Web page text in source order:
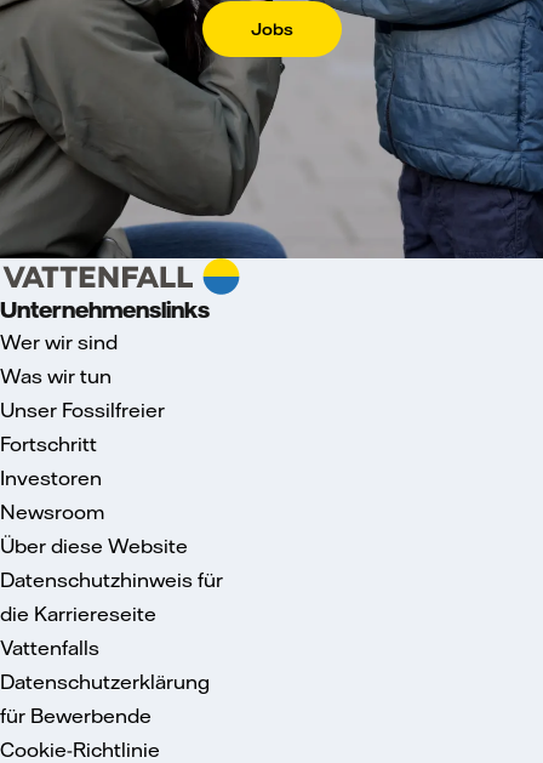
Jobs
Unternehmenslinks
Wer wir sind
Was wir tun
Unser Fossilfreier
Fortschritt
Investoren
Newsroom
Über diese Website
Datenschutzhinweis für
die Karriereseite
Vattenfalls
Datenschutzerklärung
für Bewerbende
Cookie-Richtlinie